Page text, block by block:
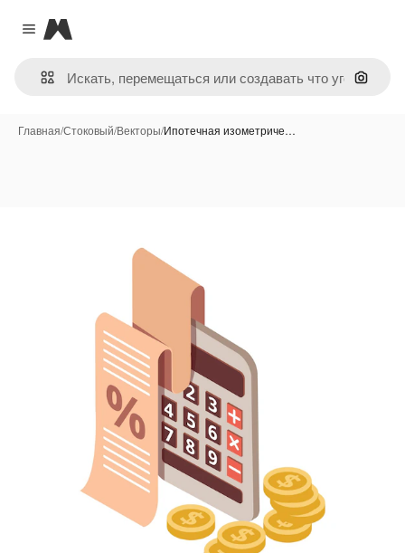
Close menu
Magnific
Поиск
Главная/Стоковый/Векторы/Ипотечная изометриче…